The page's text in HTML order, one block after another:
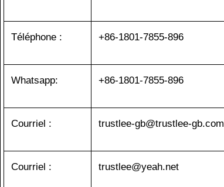
Téléphone : +86-1801-7855-896
Whatsapp: +86-1801-7855-896
Courriel : trustlee-gb@trustlee-gb.com
Courriel : trustlee@yeah.net